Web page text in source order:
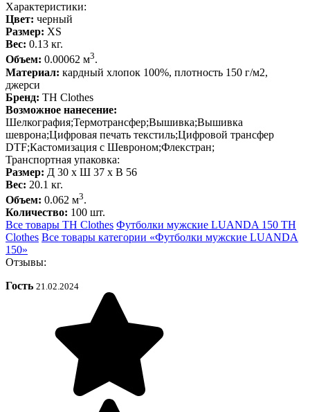
Характеристики:
Цвет: черный
Размер: XS
Вес: 0.13 кг.
Объем: 0.00062 м3.
Материал: кардный хлопок 100%, плотность 150 г/м2,
джерси
Бренд: TH Clothes
Возможное нанесение:
Шелкография;Термотрансфер;Вышивка;Вышивка
шеврона;Цифровая печать текстиль;Цифровой трансфер
DTF;Кастомизация с Шевроном;Флекстран;
Транспортная упаковка:
Размер: Д 30 x Ш 37 x В 56
Вес: 20.1 кг.
Объем: 0.062 м3.
Количество: 100 шт.
Все товары TH Clothes Футболки мужские LUANDA 150 TH
Clothes Все товары категории «Футболки мужские LUANDA
150»
Отзывы:
Гость 21.02.2024